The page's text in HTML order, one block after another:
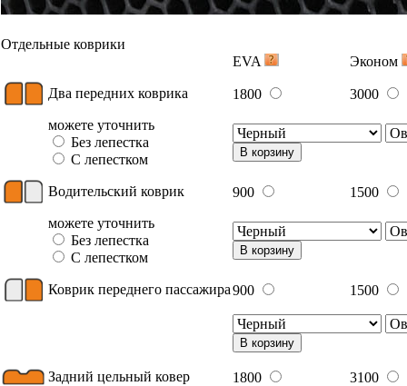
Отдельные коврики
EVA
Эконом
Два передних коврика 1800
3000
можете уточнить
Без лепестка
С лепестком
В корзину
Водительский коврик 900
1500
можете уточнить
Без лепестка
С лепестком
В корзину
Коврик переднего пассажира900 1500
В корзину
Задний цельный ковер 1800 3100